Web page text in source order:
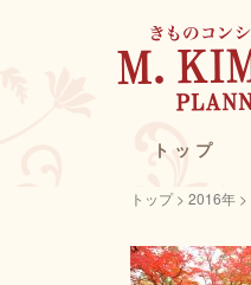
トップ
トップ> 2016年>